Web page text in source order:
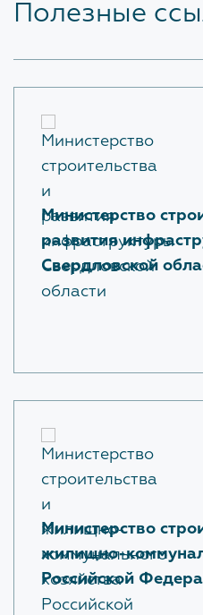
Полезные
Министерство
развития
Свердловской
Министерство
жилищно-
Российской